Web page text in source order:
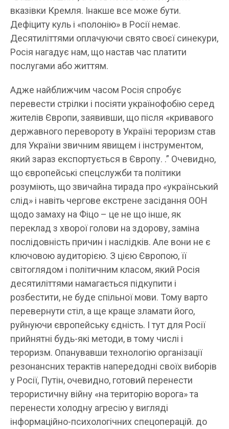
вказівки Кремля. Інакше все може бути.
Дефіциту куль і «полонію» в Росії немає.
Десятиліттями оплачуючи свято своєї синекури,
Росія нагадує нам, що настав час платити
послугами або життям.
Адже найближчим часом Росія спробує
перевести стрілки і посіяти українофобію серед
жителів Європи, заявивши, що після «кривавого
державного перевороту в Україні тероризм став
для України звичним явищем і інструментом,
який зараз експортується в Європу. .” Очевидно,
що європейські спецслужби та політики
розуміють, що звичайна тирада про «український
слід» і навіть чергове екстрене засідання ООН
щодо замаху на Фіцо – це не що інше, як
переклад з хворої голови на здорову, заміна
послідовність причин і наслідків. Але вони не є
ключовою аудиторією. З цією Європою, її
світоглядом і політичним класом, який Росія
десятиліттями намагається підкупити і
розбестити, не буде спільної мови. Тому варто
перевернути стіл, а ще краще зламати його,
руйнуючи європейську єдність. І тут для Росії
прийнятні будь-які методи, в тому числі і
тероризм. Опанувавши технологію організації
резонансних терактів напередодні своїх виборів
у Росії, Путін, очевидно, готовий перенести
терористичну війну «на територію ворога» та
перенести холодну агресію у вигляді
інформаційно-психологічних спецоперацій. до